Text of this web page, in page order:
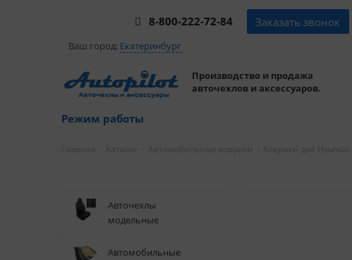
8-800-222-72-84 Заказать звонок
Ваш город: Екатеринбург
Производство и продажа
авточехлов и аксессуаров.
Режим работы
Авточехлы
модельные
Автомобильные